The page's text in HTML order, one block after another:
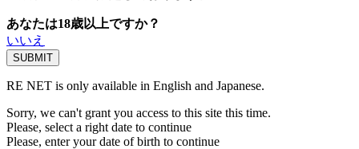
あなたは18歳以上ですか？
いいえ
RE NET is only available in English and Japanese.
Sorry, we can't grant you access to this site this time.
Please, select a right date to continue
Please, enter your date of birth to continue